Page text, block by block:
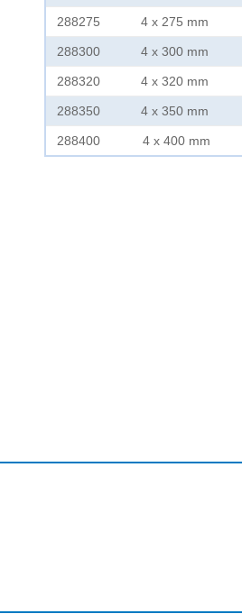
288275 4 x 275 mm
288300 4 x 300 mm
288320 4 x 320 mm
288350 4 x 350 mm
288400 4 x 400 mm